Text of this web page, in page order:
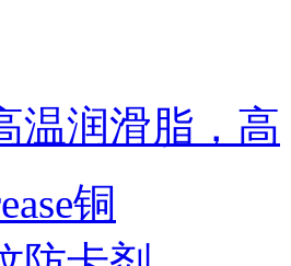
温润滑脂，高